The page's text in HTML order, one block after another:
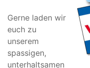
Gerne laden wir
euch zu
unserem
spassigen,
unterhaltsamen